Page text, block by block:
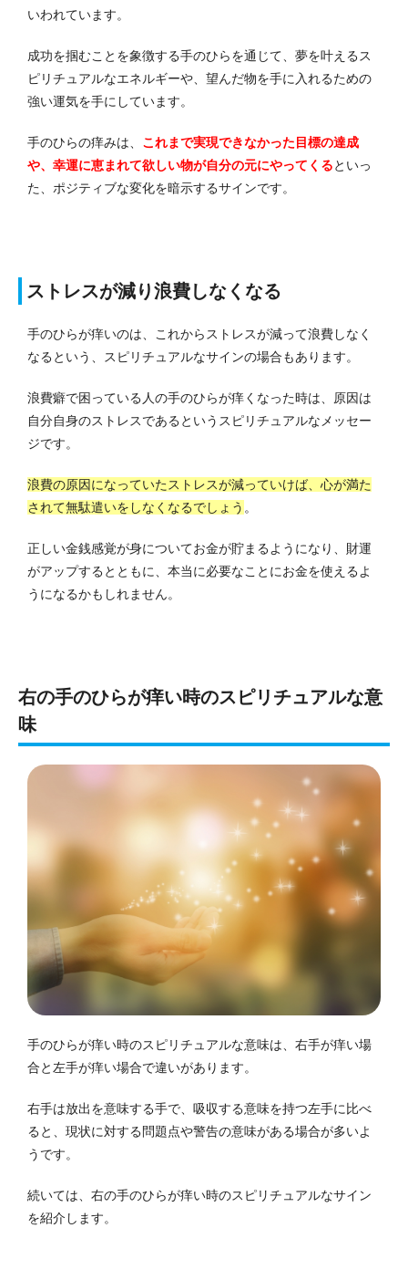
いわれています。
成功を掴むことを象徴する手のひらを通じて、夢を叶えるス
ピリチュアルなエネルギーや、望んだ物を手に入れるための
強い運気を手にしています。
手のひらの痒みは、 これまで実現できなかった目標の達成
や、幸運に恵まれて欲しい物が自分の元にやってくるといっ
た、ポジティブな変化を暗示するサインです。
ストレスが減り浪費しなくなる
手のひらが痒いのは、これからストレスが減って浪費しなく
なるという、スピリチュアルなサインの場合もあります。
浪費癖で困っている人の手のひらが痒くなった時は、原因は
自分自身のストレスであるというスピリチュアルなメッセー
ジです。
浪費の原因になっていたストレスが減っていけば、心が満た
されて無駄遣いをしなくなるでしょう 。
正しい金銭感覚が身についてお金が貯まるようになり、財運
がアップするとともに、本当に必要なことにお金を使えるよ
うになるかもしれません。
右の手のひらが痒い時のスピリチュアルな意
味
手のひらが痒い時のスピリチュアルな意味は、右手が痒い場
合と左手が痒い場合で違いがあります。
右手は放出を意味する手で、吸収する意味を持つ左手に比べ
ると、現状に対する問題点や警告の意味がある場合が多いよ
うです。
続いては、右の手のひらが痒い時のスピリチュアルなサイン
を紹介します。